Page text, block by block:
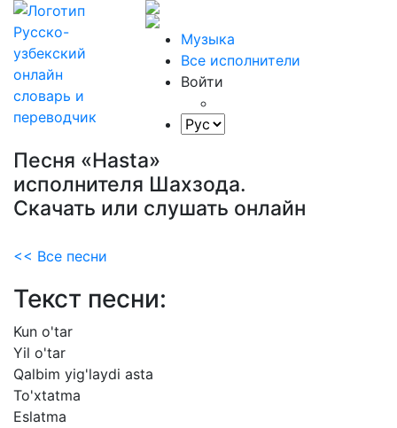
Музыка
Все исполнители
Войти
Песня «Hasta»
исполнителя Шахзода.
Скачать или слушать онлайн
<< Все песни
Текст песни:
Kun o'tar
Yil o'tar
Qalbim yig'laydi asta
To'xtatma
Eslatma